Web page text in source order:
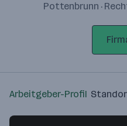
Pottenbrunn ·
Arbeitgeber-Profil
Standort